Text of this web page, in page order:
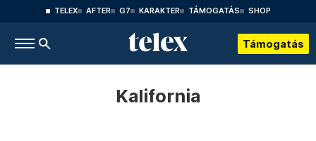
TELEX AFTER G7 KARAKTER TÁMOGATÁS SHOP
Támogatás
Kalifornia